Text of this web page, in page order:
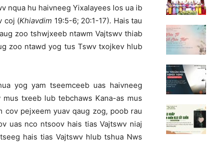
nqua hu haivneeg Yixalayees los ua ib
coj (Khiavdim 19:5-6; 20:1-17). Hais tau
zoo tshwjxeeb ntawm Vajtswv thiab
zoo ntawd yog tus Tswv txojkev hlub
yog yam tseemceeb uas haivneeg
txeeb lub tebchaws Kana-as mus
pejxeem yuav qaug zog, poob rau
uas nco ntsoov hais tias Vajtswv niaj
hais tias Vajtswv hlub tshua Nws